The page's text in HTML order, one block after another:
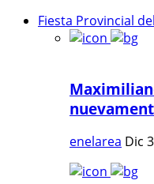
Fiesta Provincial
enelarea Dic